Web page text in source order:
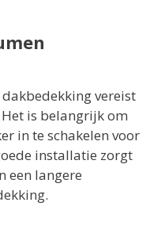
vereist
is belangrijk om
in te schakelen voor
installatie zorgt
een langere